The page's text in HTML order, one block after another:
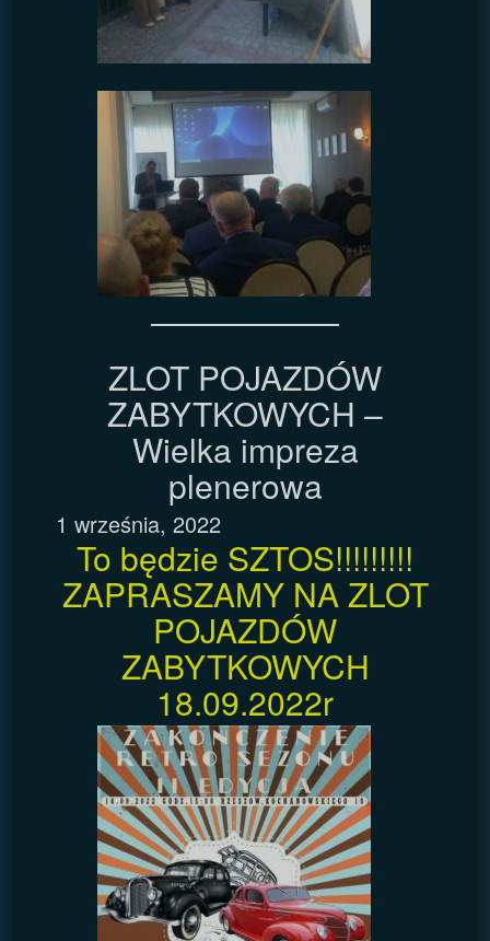
ZLOT POJAZDÓW
ZABYTKOWYCH –
Wielka impreza
plenerowa
1 września, 2022
To będzie SZTOS!!!!!!!!!
ZAPRASZAMY NA ZLOT
POJAZDÓW
ZABYTKOWYCH
18.09.2022r